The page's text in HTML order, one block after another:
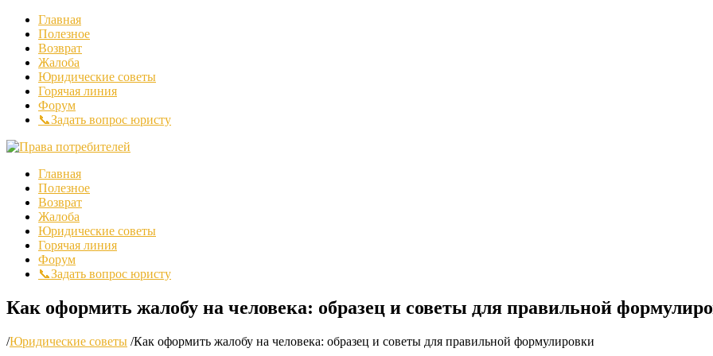
Главная
Полезное
Возврат
Жалоба
Юридические советы
Горячая линия
Форум
📞Задать вопрос юристу
Главная
Полезное
Возврат
Жалоба
Юридические советы
Горячая линия
Форум
📞Задать вопрос юристу
Как оформить жалобу на человека: образец и советы для правильной
/Юридические советы /Как оформить жалобу на человека: образец и советы для правильной формулировки